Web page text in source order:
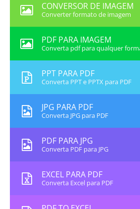
CONVERSOR DE IMAGEM
Converter formato de imagem
PDF PARA IMAGEM
Converta pdf para qualquer
PPT PARA PDF
Converta PPT e PPTX para PDF
JPG PARA PDF
Converta JPG para PDF
PDF PARA JPG
Converta PDF para JPG
EXCEL PARA PDF
Converta Excel para PDF